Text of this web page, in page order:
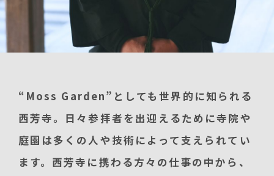
“Moss Garden”としても世界的に知られる
西芳寺。日々参拝者を出迎えるために寺院や
庭園は多くの人や技術によって支えられてい
ます。西芳寺に携わる方々の仕事の中から、